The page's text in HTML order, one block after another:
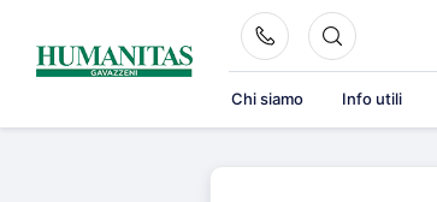
content
Chi siamo Info utili